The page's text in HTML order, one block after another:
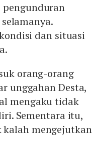
pengunduran
dan situasi
orang-orang
unggahan Desta,
mengaku tidak
Sementara itu,
kalah mengejutkan